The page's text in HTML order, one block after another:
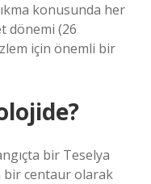
konusunda her
dönemi (26
için önemli bir
bir Teselya
bir centaur olarak